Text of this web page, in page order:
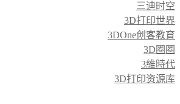
三迪时空
3D打印世界
3DOne创客教育
3D圈圈
3維時代
3D打印资源库